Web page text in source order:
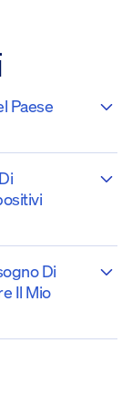
Paese
Di
Il Mio